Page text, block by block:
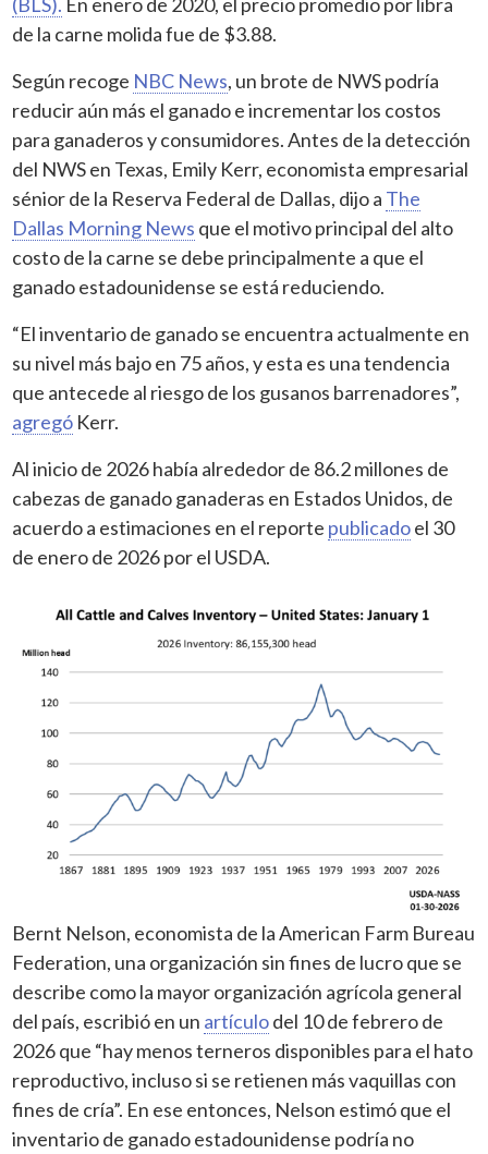
de la carne molida fue de $3.88.
Según recoge NBC News, un brote de NWS podría
reducir aún más el ganado e incrementar los costos
para ganaderos y consumidores. Antes de la detección
del NWS en Texas, Emily Kerr, economista empresarial
sénior de la Reserva Federal de Dallas, dijo a The
Dallas Morning News que el motivo principal del alto
costo de la carne se debe principalmente a que el
ganado estadounidense se está reduciendo.
“El inventario de ganado se encuentra actualmente en
su nivel más bajo en 75 años, y esta es una tendencia
que antecede al riesgo de los gusanos barrenadores”,
agregó Kerr.
Al inicio de 2026 había alrededor de 86.2 millones de
cabezas de ganado ganaderas en Estados Unidos, de
acuerdo a estimaciones en el reporte publicadoel 30
de enero de 2026 por el USDA.
Bernt Nelson, economista de la American Farm Bureau
Federation, una organización sin fines de lucro que se
describe como la mayor organización agrícola general
del país, escribió en un artículodel 10 de febrero de
2026 que “hay menos terneros disponibles para el hato
reproductivo, incluso si se retienen más vaquillas con
fines de cría”. En ese entonces, Nelson estimó que el
inventario de ganado estadounidense podría no